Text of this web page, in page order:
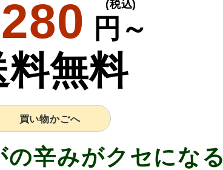
円～
(税込)
料無料
買い物かごへ
の辛みがクセになる